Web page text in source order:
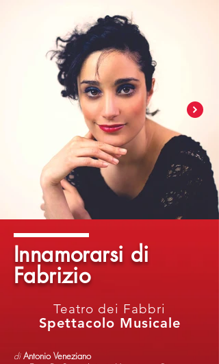
Innamorarsi di
Fabrizio
Spettacolo Musicale
Teatro dei Fabbri
diAntonio Veneziano